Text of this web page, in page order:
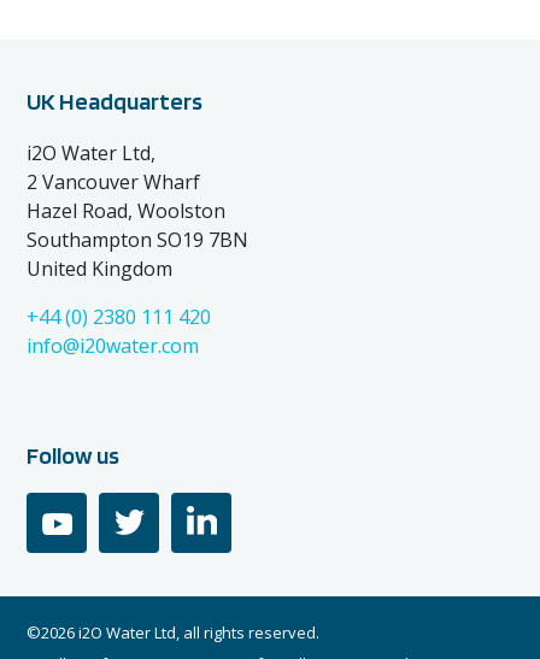
UK Headquarters
i2O Water Ltd,
2 Vancouver Wharf
Hazel Road, Woolston
Southampton SO19 7BN
United Kingdom
+44 (0) 2380 111 420
info@i20water.com
Follow us
youtube linkedin
©2026 i2O Water Ltd, all rights reserved.